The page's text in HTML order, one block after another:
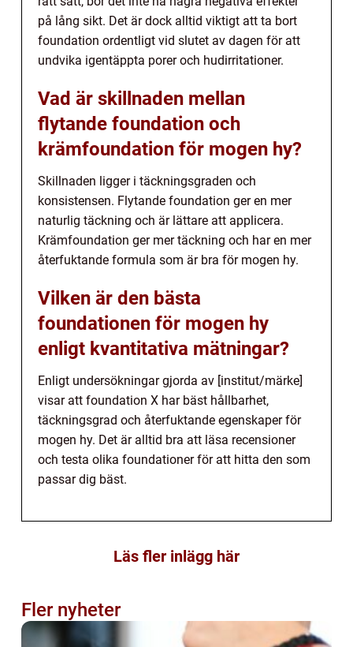
på lång sikt. Det är dock alltid viktigt att ta bort
foundation ordentligt vid slutet av dagen för att
undvika igentäppta porer och hudirritationer.
Vad är skillnaden mellan
flytande foundation och
krämfoundation för mogen hy?
Skillnaden ligger i täckningsgraden och
konsistensen. Flytande foundation ger en mer
naturlig täckning och är lättare att applicera.
Krämfoundation ger mer täckning och har en mer
återfuktande formula som är bra för mogen hy.
Vilken är den bästa
foundationen för mogen hy
enligt kvantitativa mätningar?
Enligt undersökningar gjorda av [institut/märke]
visar att foundation X har bäst hållbarhet,
täckningsgrad och återfuktande egenskaper för
mogen hy. Det är alltid bra att läsa recensioner
och testa olika foundationer för att hitta den som
passar dig bäst.
Läs fler inlägg här
Fler nyheter